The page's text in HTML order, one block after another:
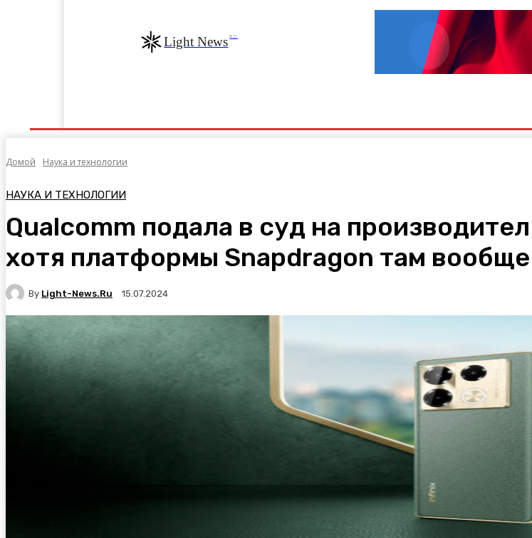
Light News RU
Домой Наука и технологии
НАУКА И ТЕХНОЛОГИИ
Qualcomm подала в суд на
хотя платформы Snapdragon там
By Light-News.ru 15.07.2024